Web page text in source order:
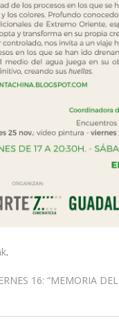
.
16: “MEMORIA DEL